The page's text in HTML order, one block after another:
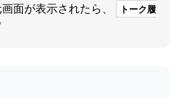
面が表示されたら、
トーク履